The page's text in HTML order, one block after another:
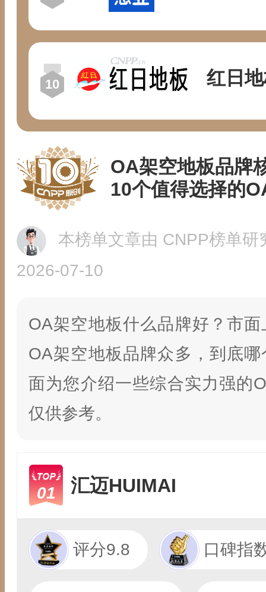
红日
OA架空地板品牌
10个值得选择的
本榜单文章由 CNPP榜单
2026-07-10
OA架空地板什么品牌好？市
OA架空地板品牌众多，到底
面为您介绍一些综合实力强的
仅供参考。
01 汇迈HUIMAI
评分9.8 口碑指